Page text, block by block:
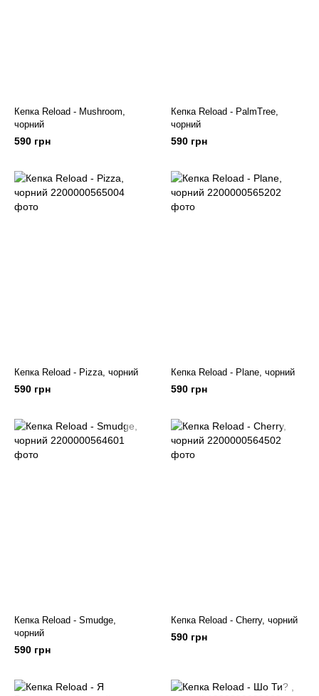
Кепка Reload - Mushroom,
чорний
590 грн
Кепка Reload - PalmTree,
чорний
590 грн
Кепка Reload - Pizza, чорний
590 грн
Кепка Reload - Plane, чорний
590 грн
Кепка Reload - Smudge,
чорний
590 грн
Кепка Reload - Cherry, чорний
590 грн